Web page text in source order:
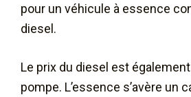
pour un véhicule à essence
diesel.
Le prix du diesel est
pompe. L’essence s’avère un